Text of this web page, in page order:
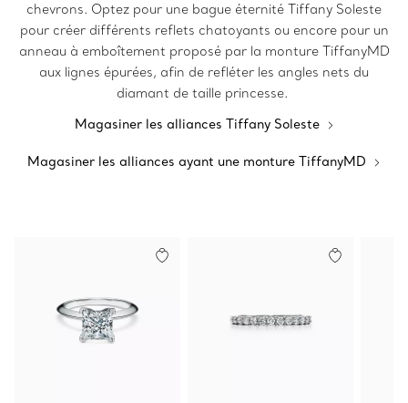
chevrons. Optez pour une bague éternité Tiffany Soleste
pour créer différents reflets chatoyants ou encore pour un
anneau à emboîtement proposé par la monture TiffanyMD
aux lignes épurées, afin de refléter les angles nets du
diamant de taille princesse.
Magasiner les alliances Tiffany Soleste
Magasiner les alliances ayant une monture TiffanyMD